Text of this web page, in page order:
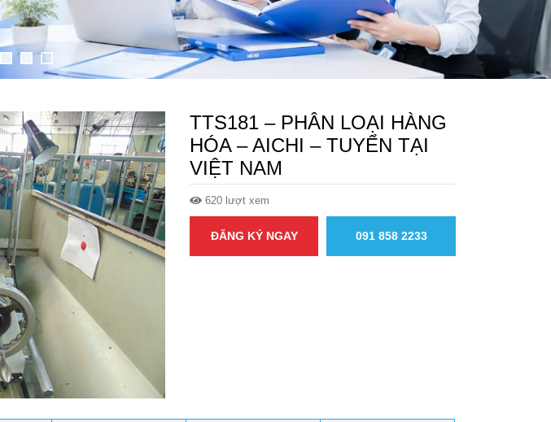
TTS181 – PHÂN LOẠI HÀNG
HÓA – AICHI – TUYỂN TẠI
VIỆT NAM
620 lượt xem
ĐĂNG KÝ NGAY 091 858 2233